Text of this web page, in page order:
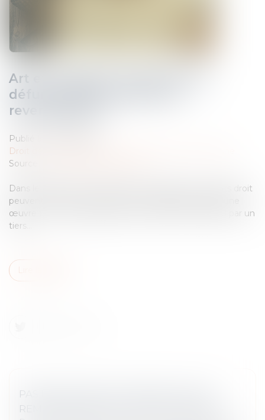
Art et héritage : les œuvres du
défunt peuvent-elles être
revendiquées ?
Publié le :
Droit de la famille, des personnes et de leur patrimoine
Source :
Dans le cadre d’une succession, les héritiers ou ayants droit
peuvent exercer une action en revendication lorsqu’une
œuvre ou un bien appartenant au défunt est détenu par un
tiers...
PAS DE RETOUR DE L’ENFANT, PAS DE
REMBOURSEMENT DES FRAIS ENGAGÉS